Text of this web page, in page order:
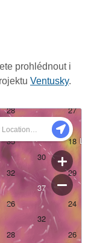
prohlédnout i
Ventusky.